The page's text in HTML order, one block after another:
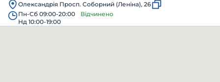
Олександрія Просп. Соборний (Леніна), 26
Пн-Сб 09:00-20:00
Відчинено
Нд 10:00-19:00